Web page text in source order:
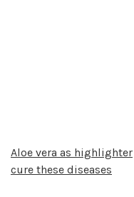
Aloe vera as highlighter
cure these diseases